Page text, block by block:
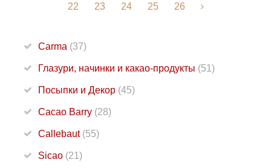
22
23 24 25 26
Carma (37)
Глазури, начинки и какао-продукты (51)
Посыпки и Декор (45)
Cacao Barry (28)
Callebaut (55)
Sicao (21)